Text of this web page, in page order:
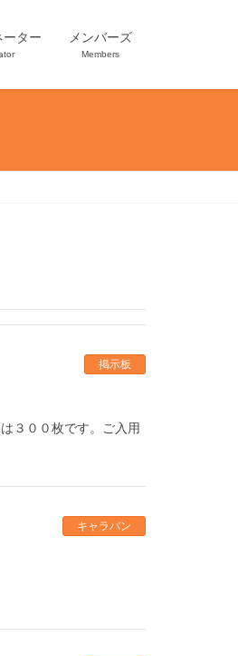
ーター メンバーズ
Members
掲示板
３００枚です。ご入用
キャラバン